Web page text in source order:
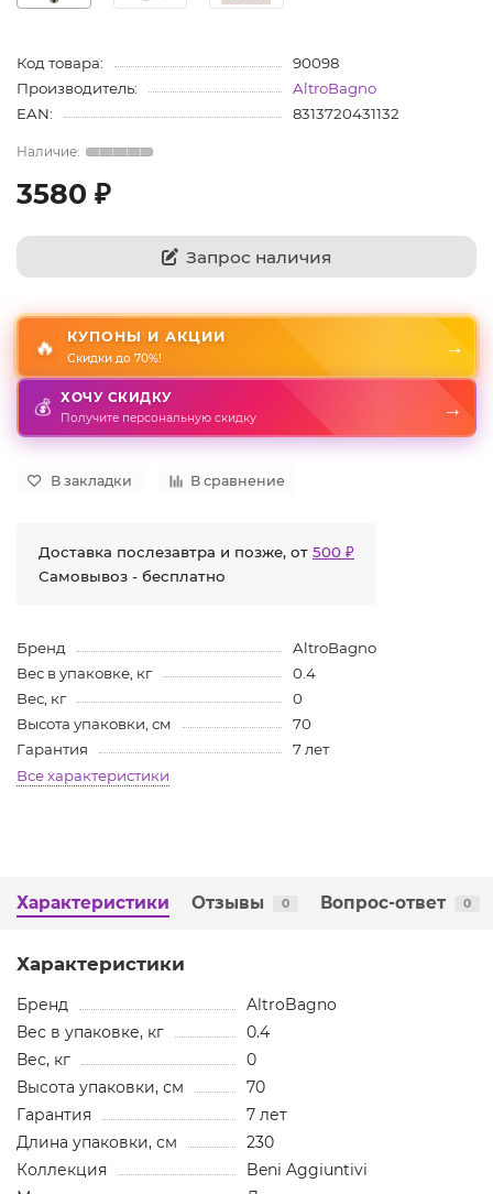
Код товара:
90098
Производитель:
AltroBagno
EAN:
8313720431132
3580 ₽
Запрос наличия
🔥 КУПОНЫ И АКЦИИ
Скидки до 70%!
→
💰 ХОЧУ СКИДКУ
Получите персональную скидку →
В закладки В сравнение
Доставка послезавтра и позже, от 500 ₽
Самовывоз - бесплатно
Бренд
AltroBagno
Вес в упаковке, кг
0.4
Вес, кг
0
Высота упаковки, см
70
Гарантия
7 лет
Все характеристики
Характеристики Отзывы 0 Вопрос-ответ 0
Характеристики
Бренд
AltroBagno
Вес в упаковке, кг
0.4
Вес, кг
0
Высота упаковки, см
70
Гарантия
7 лет
Длина упаковки, см
230
Коллекция
Beni Aggiuntivi